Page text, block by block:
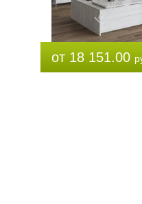
от 18 151.00